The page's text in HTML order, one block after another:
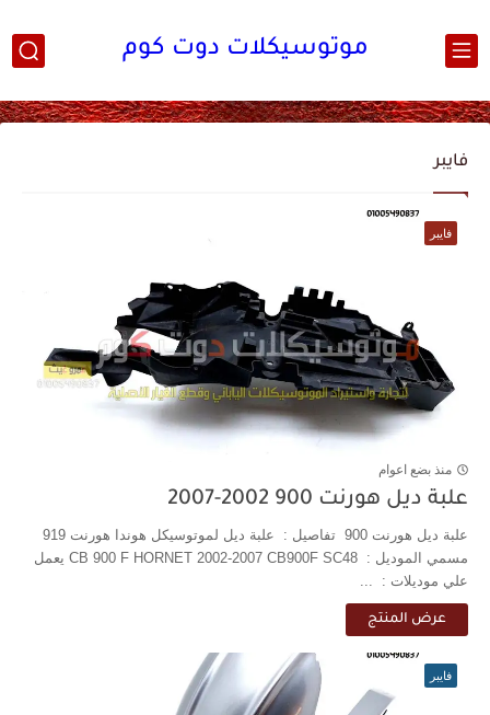
موتوسيكلات دوت كوم
فايبر
فايبر
منذ بضع اعوام
علبة ديل هورنت 900 2002-2007
مسمي الموديل : CB 900 F HORNET 2002-2007 CB900F SC48 يعمل
علي موديلات : ...
عرض المنتج
فايبر